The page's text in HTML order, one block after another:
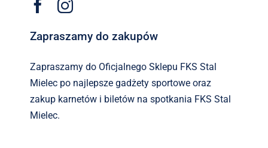
Zapraszamy do zakupów
Zapraszamy do Oficjalnego Sklepu FKS Stal
Mielec po najlepsze gadżety sportowe oraz
zakup karnetów i biletów na spotkania FKS Stal
Mielec.